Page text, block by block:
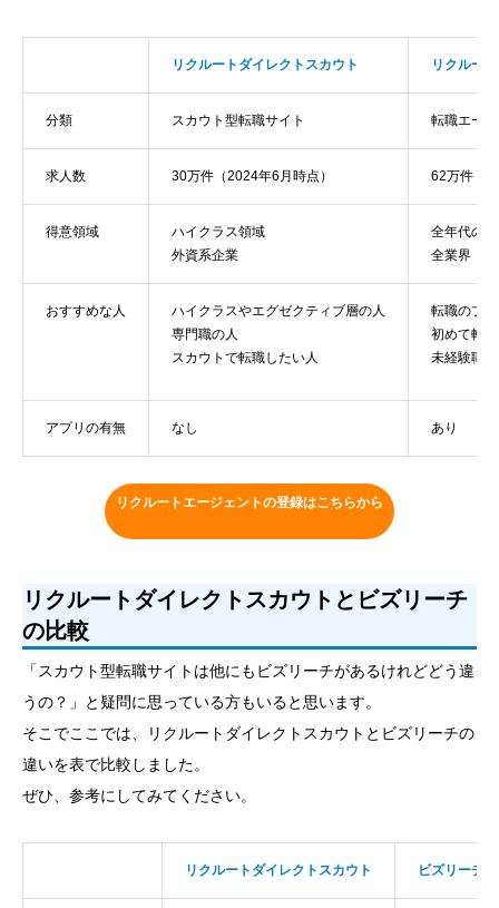
リクルートダイレクトスカウト リクルー
分類 スカウト型転職サイト 転職エー
求人数 30万件（2024年6月時点） 62万件（
得意領域
ハイクラス領域
外資系企業
全年代の
全業界・
おすすめな人
ハイクラスやエグゼクティブ層の人
専門職の人
スカウトで転職したい人
転職のプ
初めて転
未経験職
アプリの有無 なし あり
リクルートエージェントの登録はこちらから
リクルートダイレクトスカウトとビズリーチ
の比較
「スカウト型転職サイトは他にもビズリーチがあるけれどどう違
うの？」と疑問に思っている方もいると思います。
そこでここでは、リクルートダイレクトスカウトとビズリーチの
違いを表で比較しました。
ぜひ、参考にしてみてください。
リクルートダイレクトスカウト ビズリーチ